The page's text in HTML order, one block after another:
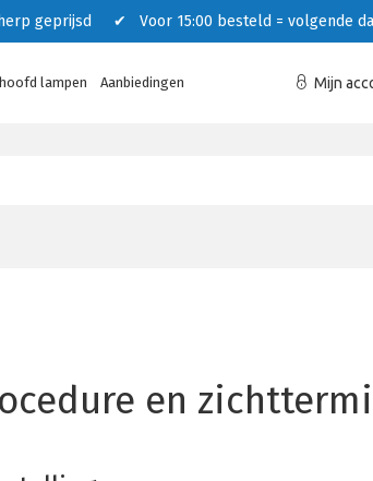
geprijsd ✔ Voor 15:00 besteld = volgende
lampen Aanbiedingen Mijn
en